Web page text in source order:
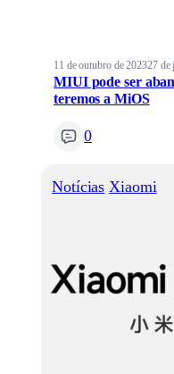
11 de outubro de 202327 de
MIUI pode ser
teremos a MiOS
0
Notícias Xiaomi